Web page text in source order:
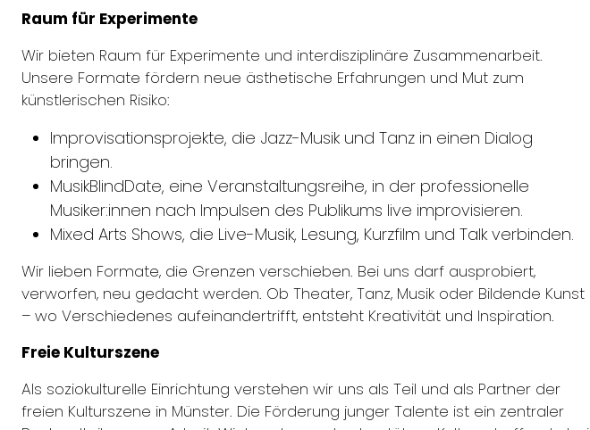
Raum für Experimente
Wir bieten Raum für Experimente und interdisziplinäre Zusammenarbeit.
Unsere Formate fördern neue ästhetische Erfahrungen und Mut zum
künstlerischen Risiko:
Improvisationsprojekte, die Jazz-Musik und Tanz in einen Dialog
bringen.
MusikBlindDate, eine Veranstaltungsreihe, in der professionelle
Musiker:innen nach Impulsen des Publikums live improvisieren.
Mixed Arts Shows, die Live-Musik, Lesung, Kurzfilm und Talk verbinden.
Wir lieben Formate, die Grenzen verschieben. Bei uns darf ausprobiert,
verworfen, neu gedacht werden. Ob Theater, Tanz, Musik oder Bildende Kunst
– wo Verschiedenes aufeinandertrifft, entsteht Kreativität und Inspiration.
Freie Kulturszene
Als soziokulturelle Einrichtung verstehen wir uns als Teil und als Partner der
freien Kulturszene in Münster. Die Förderung junger Talente ist ein zentraler